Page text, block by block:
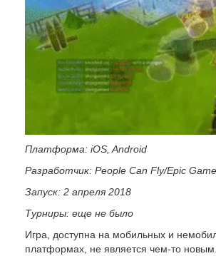
Платформа: iOS, Android
Разработчик: People Can Fly/Epic
Запуск: 2 апреля 2018
Турниры: еще не было
Игра, доступна на мобильных и
платформах, не является чем-то